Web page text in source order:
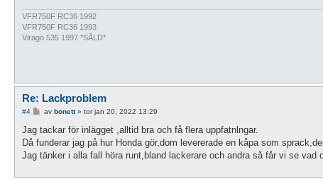
VFR750F RC36 1992
VFR750F RC36 1993
Virago 535 1997 *SÅLD*
Re: Lackproblem
#4
l
g
g
av bonett» tor jan 20, 2022 13:29
Jag tackar för inlägget ,alltid bra och få flera uppfatnlngar.
Då funderar jag på hur Honda gör,dom levererade en kåpa som
Jag tänker i alla fall höra runt,bland lackerare och andra så får vi se vad